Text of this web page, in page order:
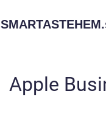
SMARTASTEHEM.
Apple